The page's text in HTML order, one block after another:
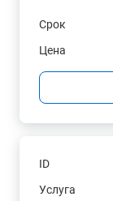
Срок
Цена
ID
Услуга